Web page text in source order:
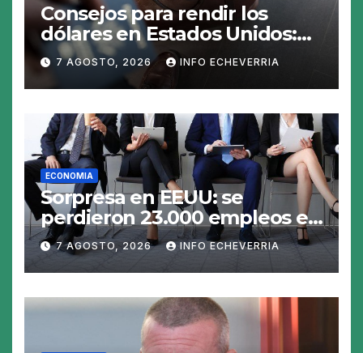
Consejos para rendir los
dólares en Estados Unidos:
claves para no gastar de más
en el viaje
7 AGOSTO, 2026 INFO ECHEVERRIA
ECONOMIA
Sorpresa en EEUU: se
perdieron 23.000 empleos en
julio y el mercado recalcula
las perspectivas para las
tasas
7 AGOSTO, 2026 INFO ECHEVERRIA